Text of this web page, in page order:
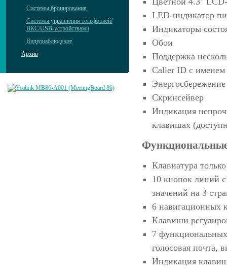
Системы бронирования
Системы управления телефонией/
ВКС/USB-устройствами
Видеонаблюдение
Архив
LED-индикатор
Индикаторы
Обои
Поддержка
Caller ID с
Энергосбережение
Скринсейвер
Индикация
клавишах
Клавиатура
10 кнопок линий
значений на 3
6 навигационных
Клавиши
7
голосовая почта,
Индикация